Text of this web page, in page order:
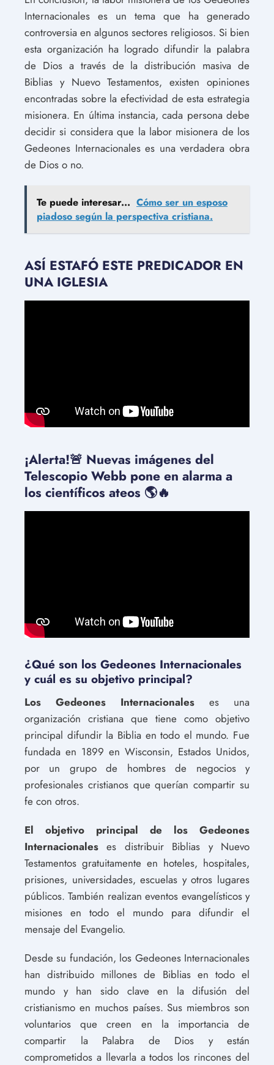
Internacionales es un tema que ha generado
controversia en algunos sectores religiosos. Si bien
esta organización ha logrado difundir la palabra
de Dios a través de la distribución masiva de
Biblias y Nuevo Testamentos, existen opiniones
encontradas sobre la efectividad de esta estrategia
misionera. En última instancia, cada persona debe
decidir si considera que la labor misionera de los
Gedeones Internacionales es una verdadera obra
de Dios o no.
Te puede interesar... Cómo ser un esposo
piadoso según la perspectiva cristiana.
ASÍ ESTAFÓ ESTE PREDICADOR EN
UNA IGLESIA
¡Alerta!🚨 Nuevas imágenes del
Telescopio Webb pone en alarma a
los científicos ateos 🌎🔥
¿Qué son los Gedeones Internacionales
y cuál es su objetivo principal?
Los Gedeones Internacionales es una
organización cristiana que tiene como objetivo
principal difundir la Biblia en todo el mundo. Fue
fundada en 1899 en Wisconsin, Estados Unidos,
por un grupo de hombres de negocios y
profesionales cristianos que querían compartir su
fe con otros.
El objetivo principal de los Gedeones
Internacionales es distribuir Biblias y Nuevo
Testamentos gratuitamente en hoteles, hospitales,
prisiones, universidades, escuelas y otros lugares
públicos. También realizan eventos evangelísticos y
misiones en todo el mundo para difundir el
mensaje del Evangelio.
Desde su fundación, los Gedeones Internacionales
han distribuido millones de Biblias en todo el
mundo y han sido clave en la difusión del
cristianismo en muchos países. Sus miembros son
voluntarios que creen en la importancia de
compartir la Palabra de Dios y están
comprometidos a llevarla a todos los rincones del